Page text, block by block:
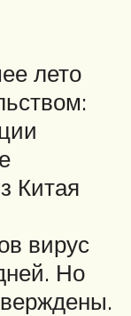
лето
Китая
вирус
Но